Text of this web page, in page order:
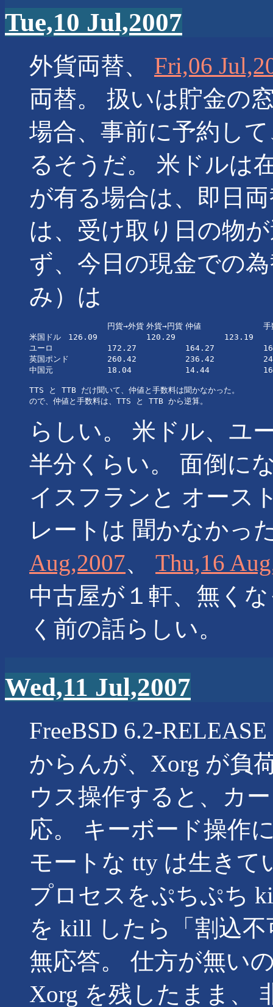
Tue,10 Jul,2007
外貨両替、 Fri,06
両替。 扱いは貯金の
場合、事前に予約し
るそうだ。 米ドルは
が有る場合は、即日
は、受け取り日の物
ず、今日の現金での
み）は
米国ドル	126.09		120.29		123.19		2.90
ユーロ		172.27		164.27		168.27		4.00
英国ポンド	260.42		236.42		248.42		12.00
中国元		18.04		14.44		16.24		1.80
TTS と TTB だけ聞いて、仲値と手数料は聞かなかった。
らしい。 米ドル、ユ
半分くらい。 面倒に
イスフランと オース
レートは 聞かなかっ
Aug,2007、 Thu,16
中古屋が１軒、無く
く前の話らしい。
Wed,11 Jul,2007
FreeBSD 6.2-
からんが、Xorg が負
ウス操作すると、カ
応。 キーボード操作
モートな tty は生きて
プロセスをぷちぷち
を kill したら「割込
無応答。 仕方が無い
Xorg を残したまま、